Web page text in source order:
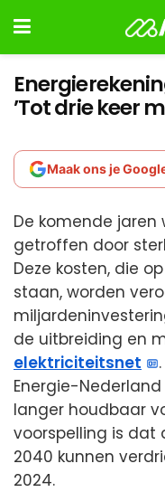
’Tot drie keer
Maak ons je
De komende jaren
getroffen door
Deze kosten, die
staan, worden
de uitbreiding en
elektriciteitsnet
Energie-
langer houdbaar
voorspelling is dat
2040 kunnen
2024.